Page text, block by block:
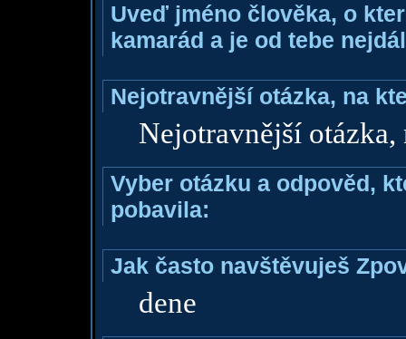
Uveď jméno člověka, o
kamarád a je od tebe
Nejotravnější otázka, na
Nejotravnější otázka,
Vyber otázku a odpověd,
pobavila:
Jak často navštěvuješ
dene